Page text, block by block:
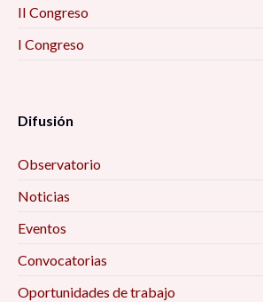
II Congreso
I Congreso
Difusión
Observatorio
Noticias
Eventos
Convocatorias
Oportunidades de trabajo